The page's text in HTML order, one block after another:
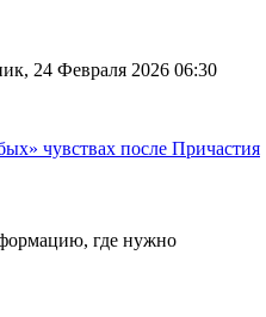
24 Февраля 2026 06:30
чувствах после Причастия
где нужно